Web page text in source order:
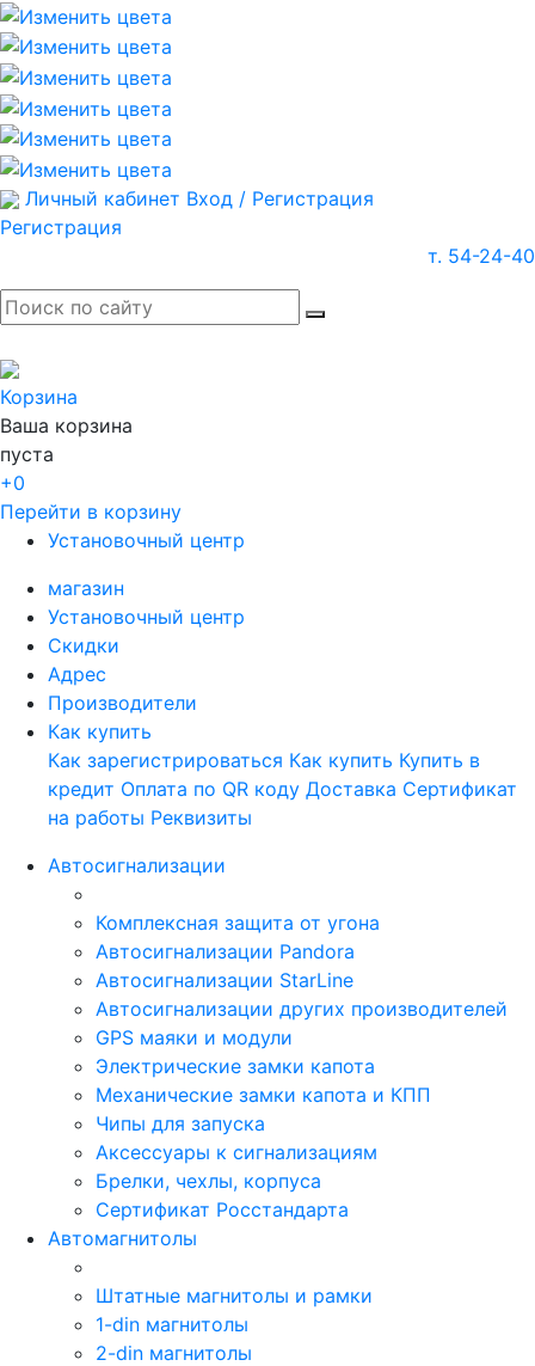
Личный кабинет Вход / Регистрация
Регистрация
т. 54-24-40
Корзина
Ваша корзина
пуста
+0
Перейти в корзину
Установочный центр
магазин
Установочный центр
Скидки
Адрес
Производители
Как купить
Как зарегистрироваться Как купить Купить в
кредит Оплата по QR коду Доставка Сертификат
на работы Реквизиты
Автосигнализации
Комплексная защита от угона
Автосигнализации Pandora
Автосигнализации StarLine
Автосигнализации других производителей
GPS маяки и модули
Электрические замки капота
Механические замки капота и КПП
Чипы для запуска
Аксессуары к сигнализациям
Брелки, чехлы, корпуса
Сертификат Росстандарта
Автомагнитолы
Штатные магнитолы и рамки
1-din магнитолы
2-din магнитолы